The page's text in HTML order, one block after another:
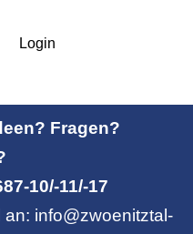
Login
Fragen?
10/-11/-17
an: info@zwoenitztal-